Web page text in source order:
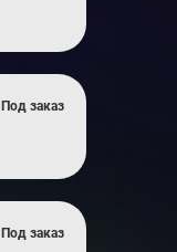
Под заказ
Под заказ